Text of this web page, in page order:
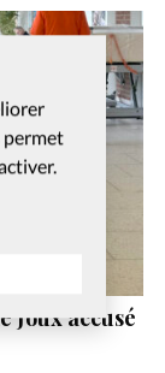
permet
Joux accusé